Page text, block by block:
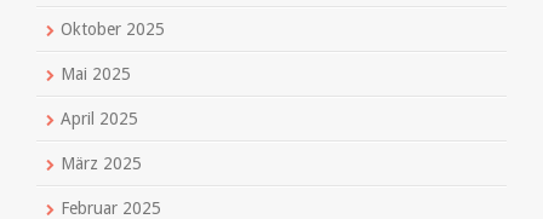
Oktober 2025
Mai 2025
April 2025
März 2025
Februar 2025